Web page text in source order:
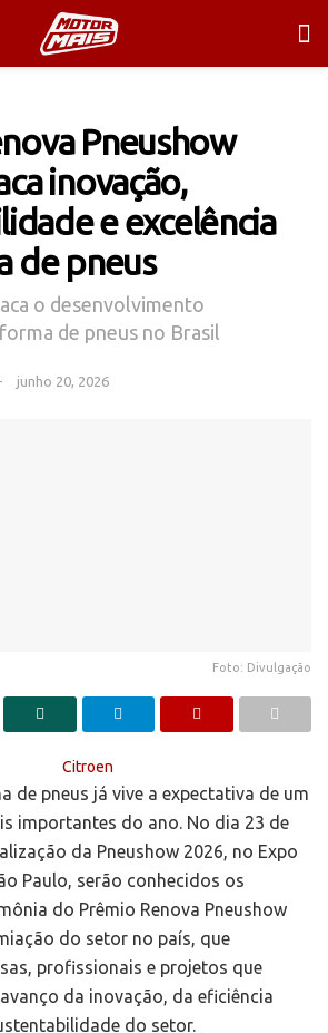
Pneushow
inovação,
e excelência
de pneus
o desenvolvimento
de pneus no Brasil
junho 20, 2026
Foto: Divulgação
de pneus já vive a expectativa de um
importantes do ano. No dia 23 de
da Pneushow 2026, no Expo
Paulo, serão conhecidos os
do Prêmio Renova Pneushow
do setor no país, que
profissionais e projetos que
da inovação, da eficiência
do setor.